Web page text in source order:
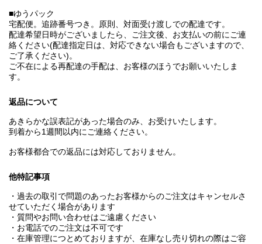
■ゆうパック
宅配便。追跡番号つき。原則、対面受け渡しでの配達です。
配達希望日時がございましたら、ご注文後、お支払いの前にご連
絡ください(配達指定日は、対応できない場合もございますので、
ご了承ください)。
ご不在による再配達の手配は、お客様のほうでお願いいたしま
す。
返品について
あきらかな誤表記があった場合のみ、お受けいたします。
到着から1週間以内にご連絡ください。
お客様都合での返品には対応しておりません。
他特記事項
・過去の取引で問題のあったお客様からのご注文はキャンセルさ
せていただく場合があります
・質問やお問い合わせはご遠慮ください
・お電話でのご注文は不可です
・在庫管理につとめておりますが、在庫なし売り切れの際はご容